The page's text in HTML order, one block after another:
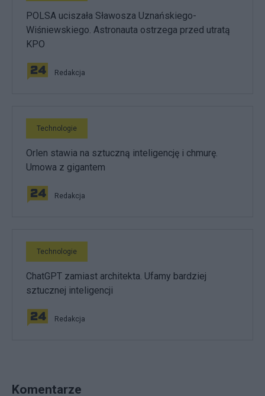
POLSA uciszała Sławosza Uznańskiego-
Wiśniewskiego. Astronauta ostrzega przed utratą
KPO
Redakcja
Technologie
Orlen stawia na sztuczną inteligencję i chmurę.
Umowa z gigantem
Redakcja
Technologie
ChatGPT zamiast architekta. Ufamy bardziej
sztucznej inteligencji
Redakcja
Komentarze